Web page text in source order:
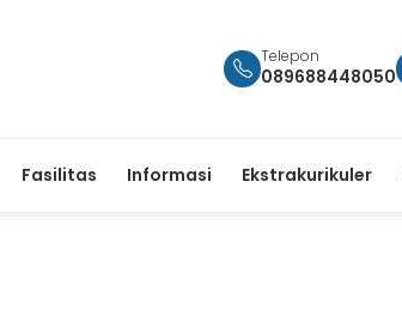
Telepon
089688448050
Fasilitas Informasi Ekstrakurikuler